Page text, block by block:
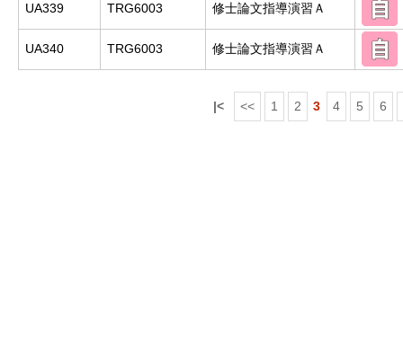
UA339 TRG6003 修士論文指導演習Ａ
UA340 TRG6003 修士論文指導演習Ａ
|< << 1 2 3 4 5 6